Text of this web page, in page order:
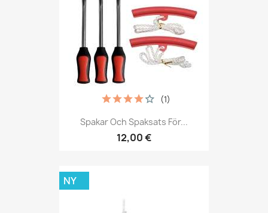
Spakar Och Spaksats För...
12,00 €
(1)
NY